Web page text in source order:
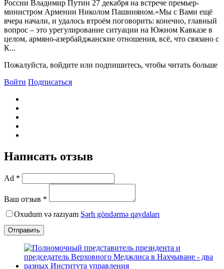
России Владимир Путин 27 декабря на встрече премьер-
министром Армении Николом Пашиняном.«Мы с Вами ещё
вчера начали, и удалось втроём поговорить: конечно, главный
вопрос – это урегулирование ситуации на Южном Кавказе в
целом, армяно-азербайджанские отношения, всё, что связано с
К...
Пожалуйста, войдите или подпишитесь, чтобы читать больше
Войти Подписаться
Написать отзыв
Ad *
Ваш отзыв *
Oxudum və razıyam Şərh göndərmə qaydaları
Отправить